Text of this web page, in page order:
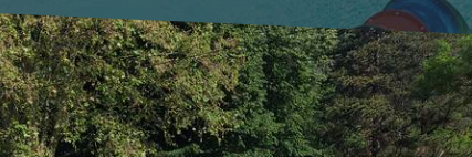
Rastplätze Aire de camping Car - Camping les Sables